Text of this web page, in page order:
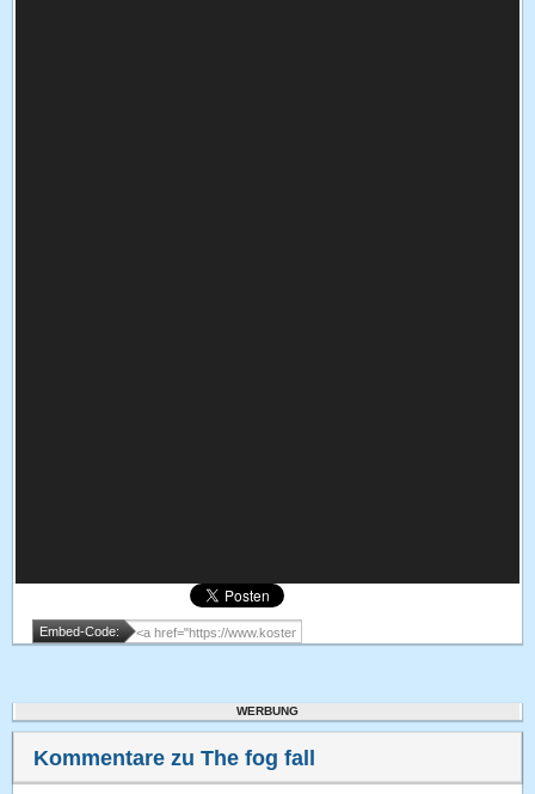
Embed-Code:
WERBUNG
Kommentare zu The fog fall